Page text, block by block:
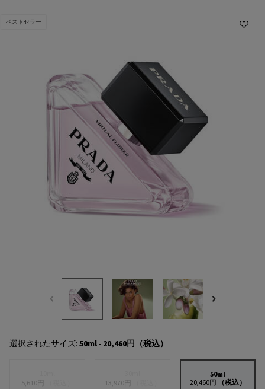
ベストセラー
選択されたサイズ: 50ml- 20,460円 （税込）
商品バリエーションは在庫切れです,
5,610円
商品バリエーションは在庫切れです,
13,970円
選択済み
50ml
20,460円
（税込）
, 3/5